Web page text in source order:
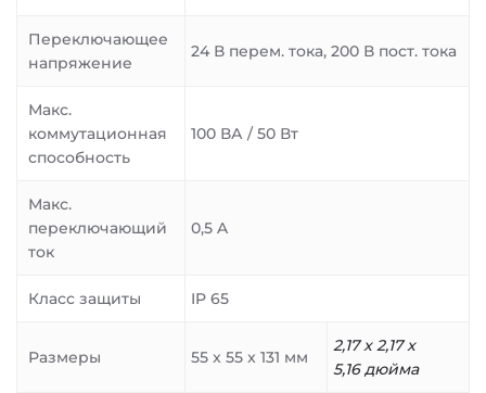
Переключающее
напряжение
24 В перем. тока, 200 В пост. тока
Макс.
коммутационная
способность
100 ВА / 50 Вт
Макс.
переключающий
ток
0,5 A
Класс защиты IP 65
Размеры 55 x 55 x 131 мм
2,17 x 2,17 x
5,16 дюйма